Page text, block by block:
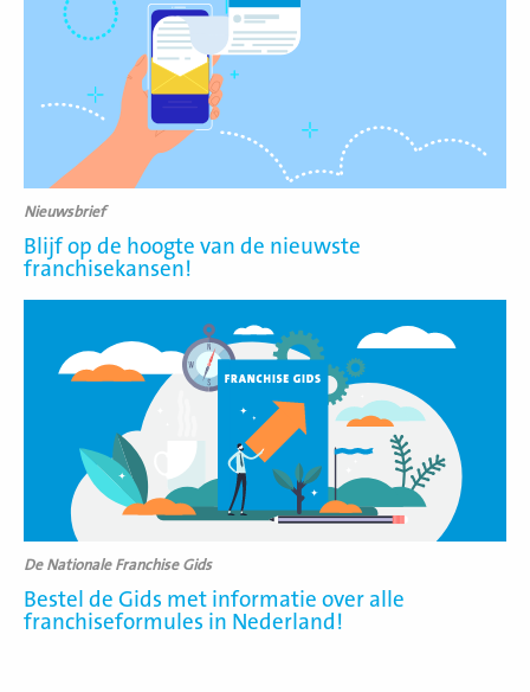
Nieuwsbrief
Blijf op de hoogte van de nieuwste
franchisekansen!
De Nationale Franchise Gids
Bestel de Gids met informatie over alle
franchiseformules in Nederland!